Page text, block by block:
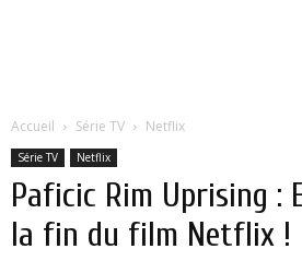
Accueil Série TV Netflix
Série TV Netflix
Paficic Rim Uprising :
la fin du film Netflix !